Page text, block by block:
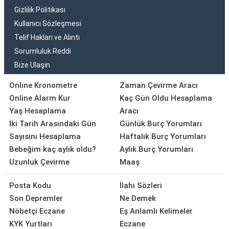
Gizlilik Politikası
Kullanıcı Sözleşmesi
Telif Hakları ve Alıntı
Sorumluluk Reddi
Bize Ulaşın
Online Kronometre
Online Alarm Kur
Yaş Hesaplama
İki Tarih Arasındaki Gün
Sayısını Hesaplama
Bebeğim kaç aylık oldu?
Uzunluk Çevirme
Zaman Çevirme Aracı
Kaç Gün Oldu Hesaplama
Aracı
Günlük Burç Yorumları
Haftalık Burç Yorumları
Aylık Burç Yorumları
Maaş
Posta Kodu
Son Depremler
Nöbetçi Eczane
KYK Yurtları
İlahi Sözleri
Ne Demek
Eş Anlamlı Kelimeler
Eczane